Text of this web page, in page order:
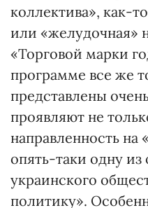
коллектива», как-
или «желудочная»
«Торговой марки
программе все же
представлены
проявляют не
направленность
опять-таки одну
украинского
политику».